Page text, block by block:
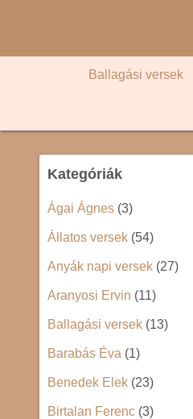
c
Ballagási versek
Kategóriák
Ágai Ágnes (3)
Állatos versek (54)
Anyák napi versek (27)
Aranyosi Ervin (11)
Ballagási versek (13)
Barabás Éva (1)
Benedek Elek (23)
Birtalan Ferenc (3)